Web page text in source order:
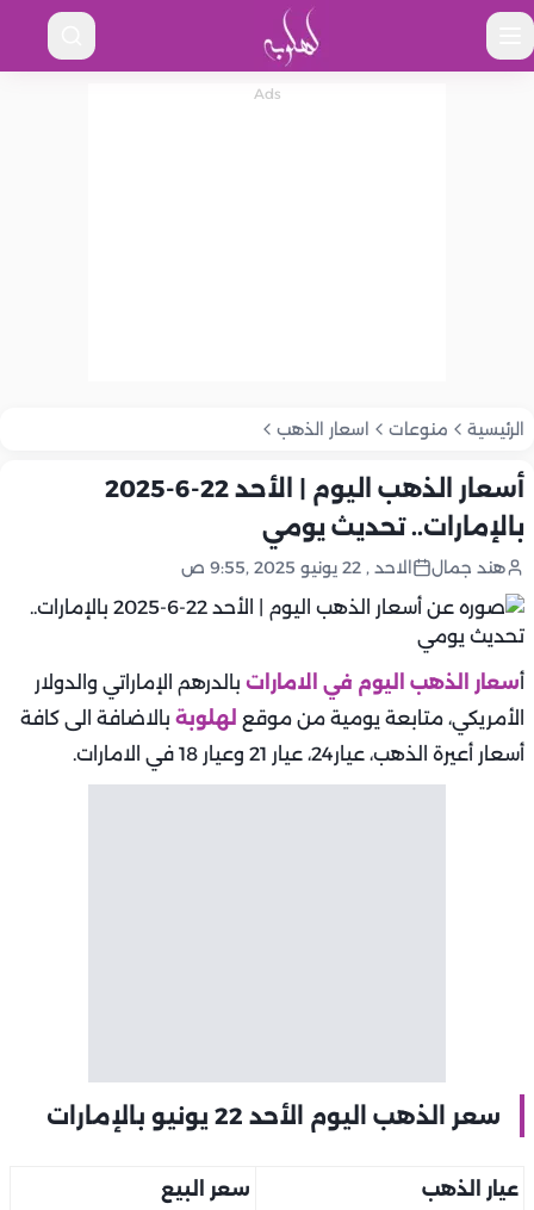
الرئيسية منوعات اسعار الذهب
أسعار الذهب اليوم | الأحد 22-6-2025
بالإمارات.. تحديث يومي
هند جمال الاحد , 22 يونيو 2025 ,9:55 ص
أسعار الذهب اليوم في الامارات بالدرهم الإماراتي والدولار
الأمريكي، متابعة يومية من موقع لهلوبة بالاضافة الى كافة
أسعار أعيرة الذهب، عيار24، عيار 21 وعيار 18 في الامارات.
سعر الذهب اليوم الأحد 22 يونيو بالإمارات
عيار الذهب سعر البيع